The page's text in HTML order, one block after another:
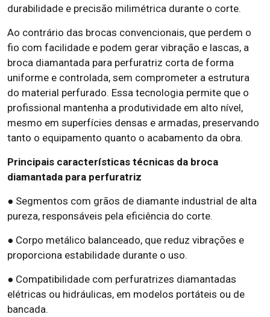
durabilidade e precisão milimétrica durante o corte.
Ao contrário das brocas convencionais, que perdem o
fio com facilidade e podem gerar vibração e lascas, a
broca diamantada para perfuratriz corta de forma
uniforme e controlada, sem comprometer a estrutura
do material perfurado. Essa tecnologia permite que o
profissional mantenha a produtividade em alto nível,
mesmo em superfícies densas e armadas, preservando
tanto o equipamento quanto o acabamento da obra.
Principais características técnicas da broca
diamantada para perfuratriz
● Segmentos com grãos de diamante industrial de alta
pureza, responsáveis pela eficiência do corte.
● Corpo metálico balanceado, que reduz vibrações e
proporciona estabilidade durante o uso.
● Compatibilidade com perfuratrizes diamantadas
elétricas ou hidráulicas, em modelos portáteis ou de
bancada.